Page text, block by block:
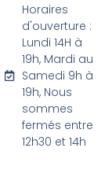
Horaires
d'ouverture :
Lundi 14H à
19h, Mardi au
Samedi 9h à
19h, Nous
sommes
fermés entre
12h30 et 14h